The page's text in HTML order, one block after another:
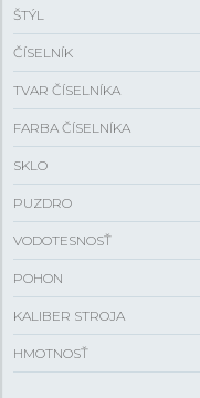
ŠTÝL
ČÍSELNÍK
TVAR ČÍSELNÍKA
FARBA ČÍSELNÍKA
SKLO
PUZDRO
VODOTESNOSŤ
POHON
KALIBER STROJA
HMOTNOSŤ